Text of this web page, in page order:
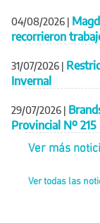
04/08/2026 |
recorrieron
31/07/2026 |
Invernal
29/07/2026 |
Provincial Nº 215
Ver más
Ver todas las